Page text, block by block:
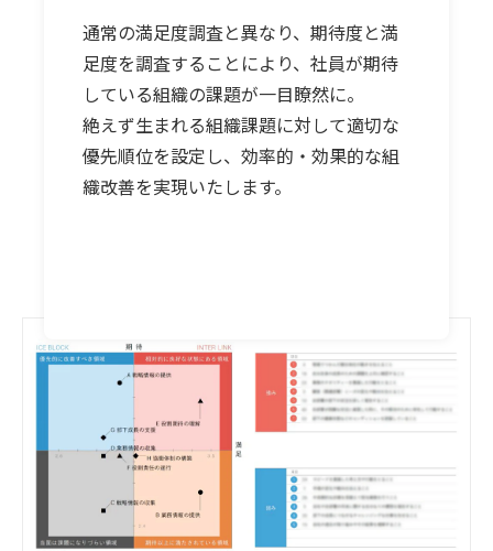
通常の満足度調査と異なり、期待度と満
足度を調査することにより、社員が期待
している組織の課題が一目瞭然に。
絶えず生まれる組織課題に対して適切な
優先順位を設定し、効率的・効果的な組
織改善を実現いたします。